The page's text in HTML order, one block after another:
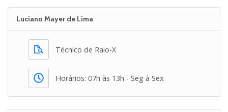
Luciano Mayer de Lima
Técnico de Raio-X
Horários: 07h às 13h - Seg à Sex